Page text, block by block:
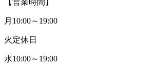
【営業時間】
月 10:00～ 19:00
火定休日
水10:00～ 19:00